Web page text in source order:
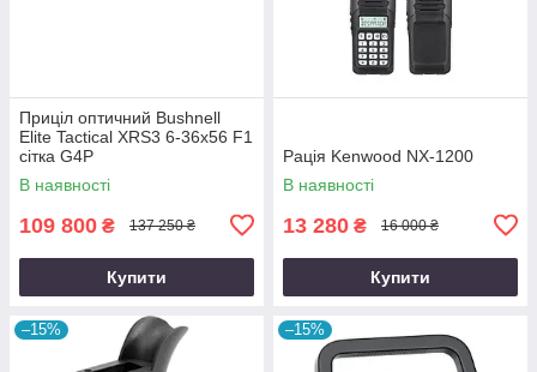
Приціл оптичний Bushnell
Elite Tactical XRS3 6-36x56 F1
сітка G4P
В наявності
109 800 ₴ 137 250 ₴
Купити
Рація Kenwood NX-1200
В наявності
13 280 ₴ 16 000 ₴
Купити
–15% –15%